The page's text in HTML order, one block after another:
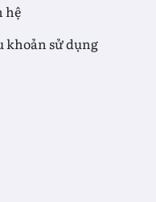
hệ
khoản sử dụng